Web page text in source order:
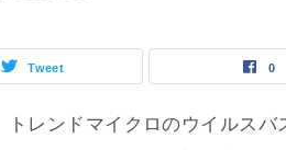
Tweet 0
トレンドマイクロのウイルス